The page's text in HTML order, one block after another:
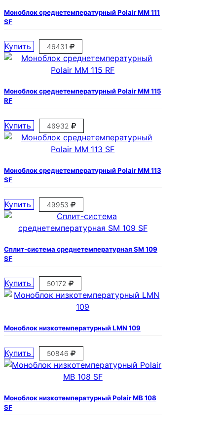
Моноблок среднетемпературный Polair MM 111
SF
Купить 46431
Моноблок среднетемпературный Polair MM 115
RF
Купить 46932
Моноблок среднетемпературный Polair MM 113
SF
Купить 49953
Сплит-система среднетемпературная SM 109
SF
Купить 50172
Моноблок низкотемпературный LMN 109
Купить 50846
Моноблок низкотемпературный Polair MB 108
SF